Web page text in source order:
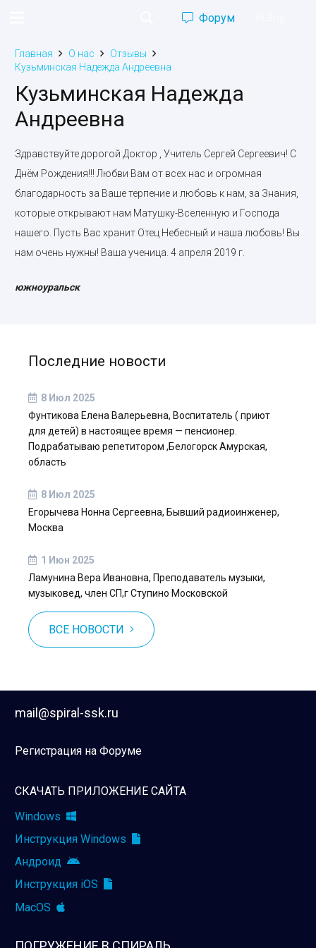
Форум
Главная О нас
Отзывы
Кузьминская Надежда Андреевна
Кузьминская Надежда
Андреевна
Здравствуйте дорогой Доктор , Учитель Сергей Сергеевич! С
Днём Рождения!!! Любви Вам от всех нас и огромная
благодарность за Ваше терпение и любовь к нам, за Знания,
которые открывают нам Матушку-Вселенную и Господа
нашего. Пусть Вас хранит Отец Небесный и наша любовь! Вы
нам очень нужны! Ваша ученица. 4 апреля 2019 г.
южноуральск
Последние новости
8 Июл 2025
Фунтикова Елена Валерьевна, Воспитатель ( приют
для детей) в настоящее время — пенсионер.
Подрабатываю репетитором ,Белогорск Амурская,
область
8 Июл 2025
Егорычева Нонна Сергеевна, Бывший радиоинженер,
Москва
1 Июн 2025
Ламунина Вера Ивановна, Преподаватель музыки,
музыковед, член СП,г Ступино Московской
ВСЕ НОВОСТИ
mail@spiral-ssk.ru
Регистрация на Форуме
СКАЧАТЬ ПРИЛОЖЕНИЕ САЙТА
Windows
Инструкция Windows
Андроид
Инструкция iOS
MacOS